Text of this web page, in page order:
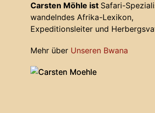
Carsten Möhle ist Safari-
wandelndes Afrika-Lexikon,
Expeditionsleiter und
Mehr über Unseren Bwana